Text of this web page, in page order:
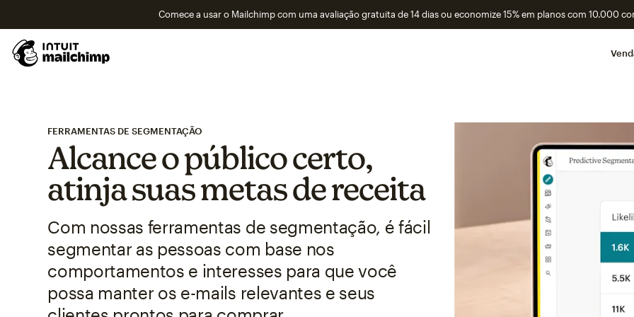
Comece a usar o Mailchimp com uma avaliação gratuita de 14 dias ou economize 15% em planos com 10.000
FERRAMENTAS DE SEGMENTAÇÃO
Alcance o público certo,
atinja suas metas de receita
Com nossas ferramentas de segmentação, é fácil
segmentar as pessoas com base nos
comportamentos e interesses para que você
possa manter os e-mails relevantes e seus